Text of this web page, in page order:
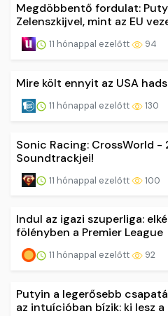
Megdöbbentő fordulat:
Zelenszkijvel, mint az EU
11 hónappal ezelőtt 94
Mire költ ennyit az USA
11 hónappal ezelőtt 130
Sonic Racing: CrossWorld -
Soundtrackjei!
11 hónappal ezelőtt 100
Indul az igazi szuperliga:
fölényben a Premier League
11 hónappal ezelőtt 92
Putyin a legerősebb
az intuícióban bízik: ki lesz